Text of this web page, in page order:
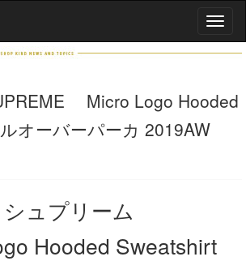
Toggle
Micro Logo Hooded
オーバーパーカ 2019AW
シュプリーム
Hooded Sweatshirt